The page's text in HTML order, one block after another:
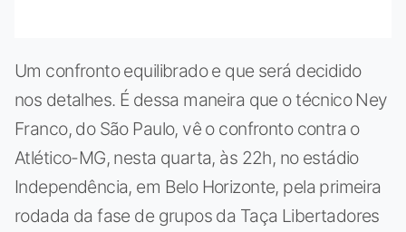
Um confronto equilibrado e que será decidido
nos detalhes. É dessa maneira que o técnico Ney
Franco, do São Paulo, vê o confronto contra o
Atlético-MG, nesta quarta, às 22h, no estádio
Independência, em Belo Horizonte, pela primeira
rodada da fase de grupos da Taça Libertadores